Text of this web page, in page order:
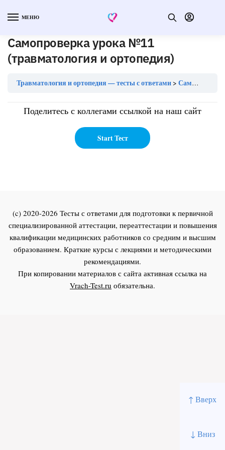
↑ Вверх
↓ Вниз
МЕНЮ
Самопроверка урока №11
(травматология и ортопедия)
Травматология и ортопедия — тесты с ответами Самопроверка урока №11 (травматология и ортопедия)
Поделитесь с коллегами ссылкой на наш сайт
(c) 2020-2026 Тесты с ответами для подготовки к первичной
специализированной аттестации, переаттестации и повышения
квалификации медицинских работников со средним и высшим
образованием. Краткие курсы с лекциями и методическими
рекомендациями.
При копировании материалов с сайта активная ссылка на
Vrach-Test.ru обязательна.